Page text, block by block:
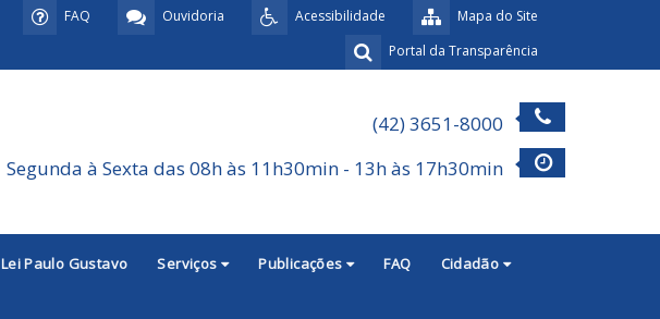
Mapa do Site
Acessibilidade
Ouvidoria
FAQ
Portal da Transparência
(42) 3651-8000
Segunda à Sexta das 08h às 11h30min - 13h às 17h30min
Lei Paulo Gustavo Serviços Publicações FAQ Cidadão